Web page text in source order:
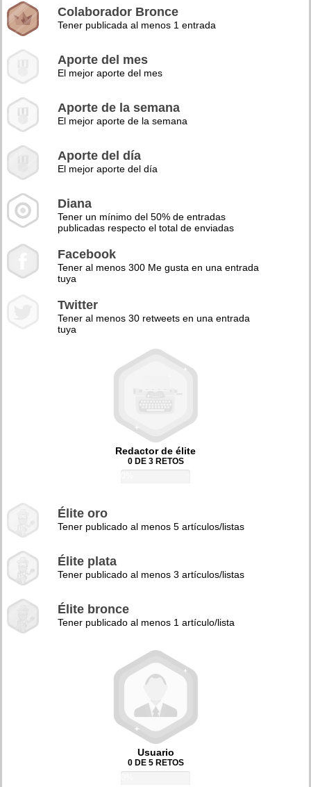
Colaborador Bronce
Tener publicada al menos 1 entrada
Aporte del mes
El mejor aporte del mes
Aporte de la semana
El mejor aporte de la semana
Aporte del día
El mejor aporte del día
Diana
Tener un mínimo del 50% de entradas
publicadas respecto el total de enviadas
Facebook
Tener al menos 300 Me gusta en una entrada
tuya
Twitter
Tener al menos 30 retweets en una entrada
tuya
Redactor de élite
0 DE 3 RETOS
Élite oro
Tener publicado al menos 5 artículos/listas
Élite plata
Tener publicado al menos 3 artículos/listas
Élite bronce
Tener publicado al menos 1 artículo/lista
Usuario
0 DE 5 RETOS